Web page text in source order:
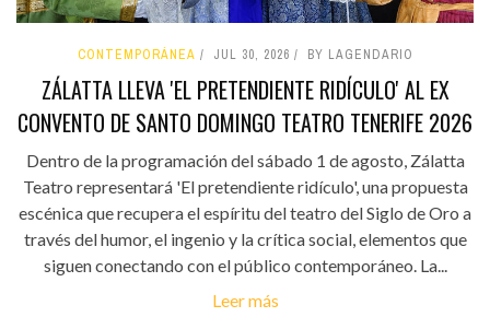
CONTEMPORÁNEA JUL 30, 2026 BY LAGENDARIO
ZÁLATTA LLEVA 'EL PRETENDIENTE RIDÍCULO' AL EX
CONVENTO DE SANTO DOMINGO TEATRO TENERIFE 2026
Dentro de la programación del sábado 1 de agosto, Zálatta
Teatro representará 'El pretendiente ridículo', una propuesta
escénica que recupera el espíritu del teatro del Siglo de Oro a
través del humor, el ingenio y la crítica social, elementos que
siguen conectando con el público contemporáneo. La...
Leer más